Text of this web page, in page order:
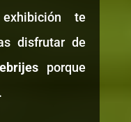
te
disfrutar de
porque